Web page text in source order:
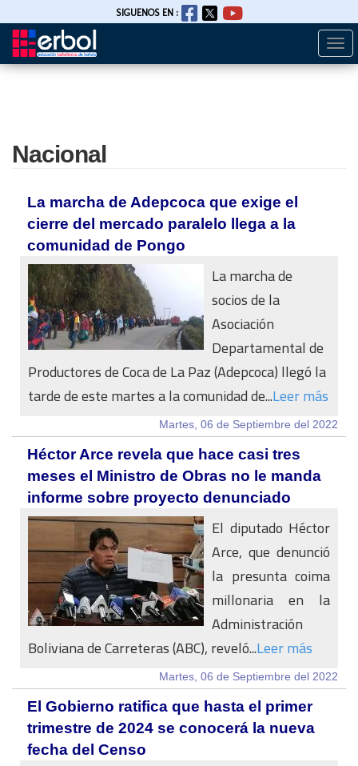
Pasar
SIGUENOS EN :
Nacional
La marcha de Adepcoca que exige el
cierre del mercado paralelo llega a la
comunidad de Pongo
La marcha de
socios de la
Asociación
Departamental de
Productores de Coca de La Paz (Adepcoca) llegó la
tarde de este martes a la comunidad de...Leer más
Martes, 06 de Septiembre del 2022
Héctor Arce revela que hace casi tres
meses el Ministro de Obras no le manda
informe sobre proyecto denunciado
El diputado Héctor
Arce, que denunció
la presunta coima
millonaria en la
Administración
Boliviana de Carreteras (ABC), reveló...Leer más
Martes, 06 de Septiembre del 2022
El Gobierno ratifica que hasta el primer
trimestre de 2024 se conocerá la nueva
fecha del Censo